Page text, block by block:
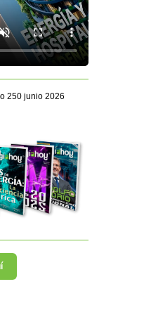
250 junio 2026